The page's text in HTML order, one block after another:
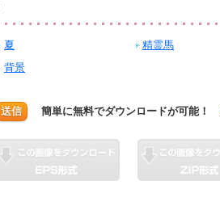
夏 精霊馬
背景
送信 簡単に無料でダウンロードが可能！